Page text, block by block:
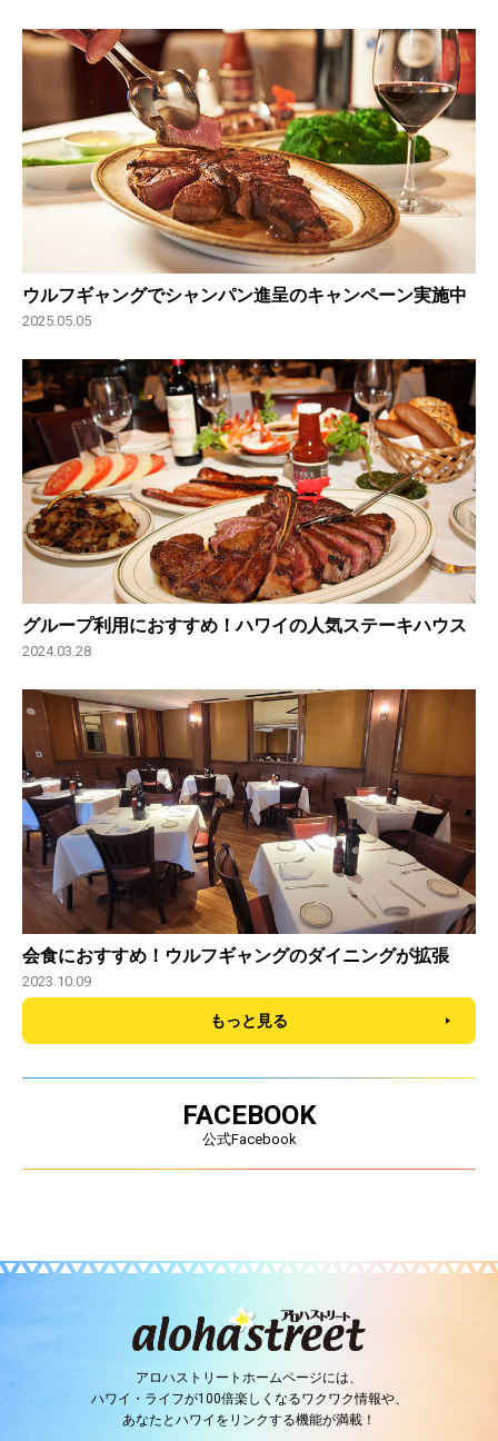
ウルフギャングでシャンパン進呈のキャンペーン実施中
2025.05.05
グループ利用におすすめ！ハワイの人気ステーキハウス
2024.03.28
会食におすすめ！ウルフギャングのダイニングが拡張
2023.10.09
もっと見る
FACEBOOK
公式Facebook
アロハストリートホームページには、
ハワイ・ライフが100倍楽しくなるワクワク情報や、
あなたとハワイをリンクする機能が満載！